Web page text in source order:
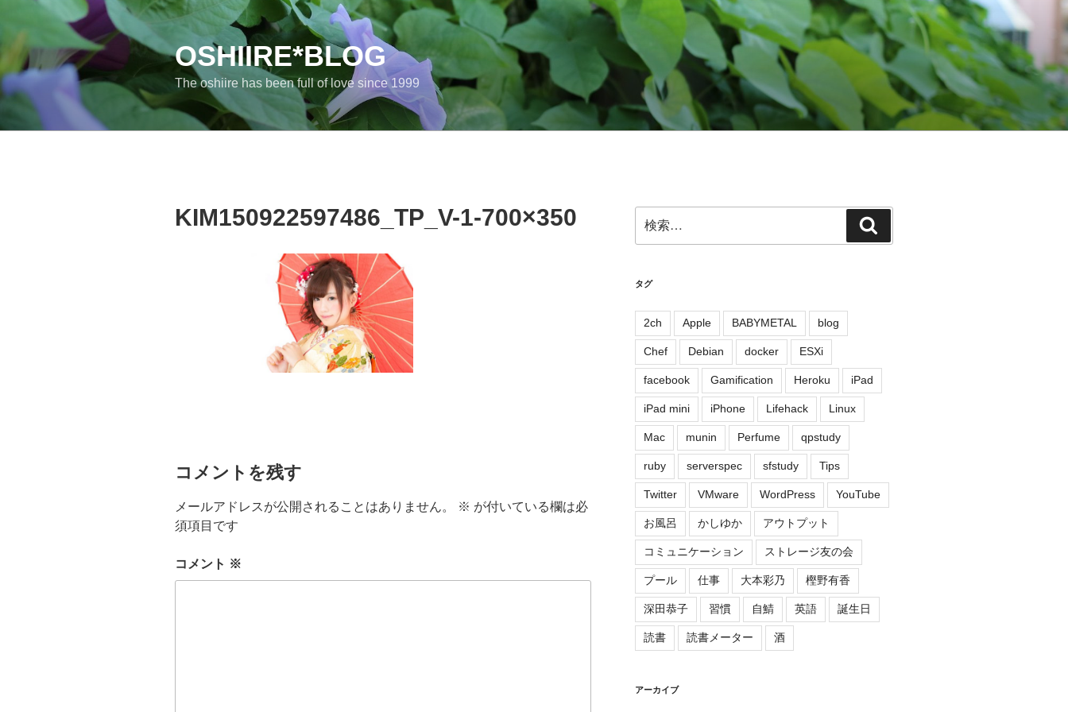
ツ
OSHIIRE*BLOG
The oshiire has been full of love since 1999
KIM150922597486_TP_V-1-700×350
コメントを残す
メールアドレスが公開されることはありません。 ※ が付いている欄は必
須項目です
コメント ※
索:
索
タグ
2ch Apple BABYMETAL blog
Chef Debian docker ESXi
facebook Gamification Heroku iPad
iPad mini iPhone Lifehack Linux
Mac munin Perfume qpstudy
ruby serverspec sfstudy Tips
Twitter VMware WordPress YouTube
お風呂 かしゆか アウトプット
コミュニケーション ストレージ友の会
プール 仕事 大本彩乃 樫野有香
深田恭子 習慣 自鯖 英語 誕生日
読書 読書メーター 酒
アーカイブ